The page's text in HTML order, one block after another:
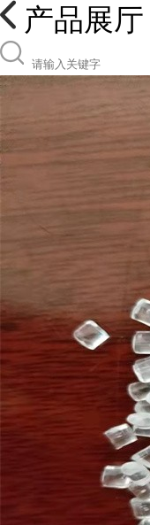
产品展厅